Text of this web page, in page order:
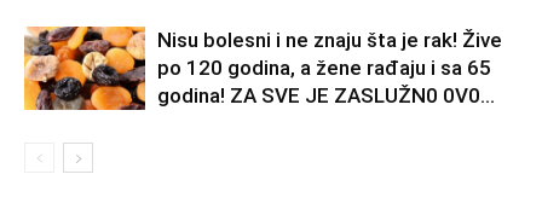
Nisu bolesni i ne znaju šta je rak! Žive
po 120 godina, a žene rađaju i sa 65
godina! ZA SVE JE ZASLUŽN0 0V0...